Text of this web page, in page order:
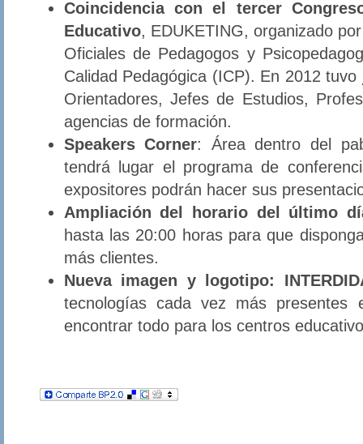
Coincidencia con el tercer
Educativo, EDUKETING, organizado
Oficiales de Pedagogos y
Calidad Pedagógica (ICP). En 2012 tuvo
Orientadores, Jefes de Estudios,
agencias de formación.
Speakers Corner: Área dentro del
tendrá lugar el programa de
expositores podrán hacer sus
Ampliación del horario del último
hasta las 20:00 horas para que
más clientes.
Nueva imagen y logotipo:
tecnologías cada vez más
encontrar todo para los centros